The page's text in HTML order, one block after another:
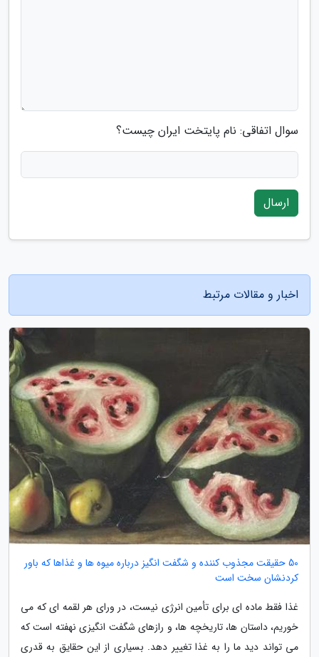
سوال اتفاقی: نام پایتخت ایران چیست؟
ارسال
اخبار و مقالات مرتبط
50 حقیقت مجذوب کننده و شگفت انگیز درباره میوه ها و غذاها که باور
کردنشان سخت است
غذا فقط ماده ای برای تأمین انرژی نیست، در ورای هر لقمه ای که می
خوریم، داستان ها، تاریخچه ها، و رازهای شگفت انگیزی نهفته است که
می تواند دید ما را به غذا تغییر دهد. بسیاری از این حقایق به قدری